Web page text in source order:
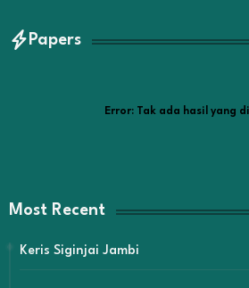
Papers
Error:Tak ada hasil yang
Most Recent
Keris Siginjai Jambi